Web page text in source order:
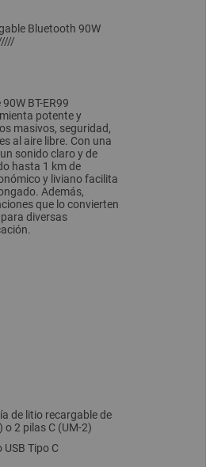
Bluetooth 90W
BT-ER99
potente y
masivos, seguridad,
al aire libre. Con una
sonido claro y de
hasta 1 km de
y liviano facilita
Además,
que lo convierten
diversas
de litio recargable de
2 pilas C (UM-2)
Tipo C